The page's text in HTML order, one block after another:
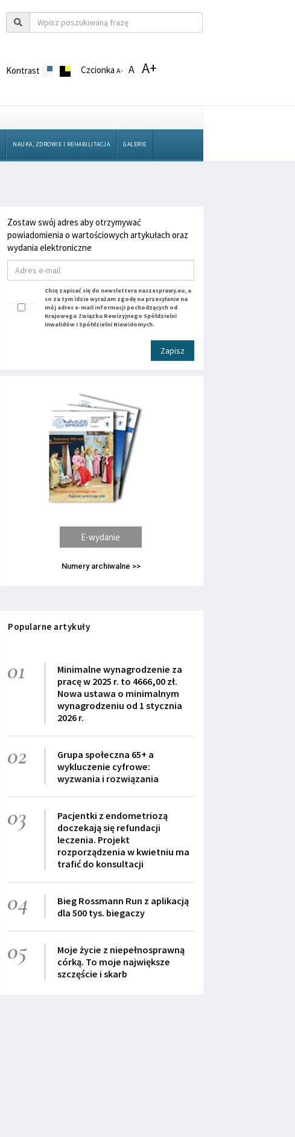
Kontrast CzcionkaA- A A+
NAUKA, ZDROWIE I REHABILITACJA GALERIE
Zostaw swój adres aby otrzymywać
powiadomienia o wartościowych artykułach oraz
wydania elektroniczne
Chcę zapisać się do newslettera naszesprawy.eu, a
co za tym idzie wyrażam zgodę na przesyłanie na
mój adres e-mail informacji pochodzących od
Krajowego Związku Rewizyjnego Spółdzielni
Inwalidów i Spółdzielni Niewidomych.
Zapisz
E-wydanie
Numery archiwalne >>
Popularne artykuły
01
Minimalne wynagrodzenie za
pracę w 2025 r. to 4666,00 zł.
Nowa ustawa o minimalnym
wynagrodzeniu od 1 stycznia
2026 r.
02
Grupa społeczna 65+ a
wykluczenie cyfrowe:
wyzwania i rozwiązania
03
Pacjentki z endometriozą
doczekają się refundacji
leczenia. Projekt
rozporządzenia w kwietniu ma
trafić do konsultacji
04
Bieg Rossmann Run z aplikacją
dla 500 tys. biegaczy
05
Moje życie z niepełnosprawną
córką. To moje największe
szczęście i skarb